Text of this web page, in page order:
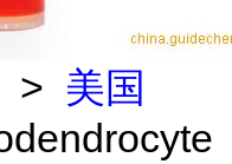
> 美国